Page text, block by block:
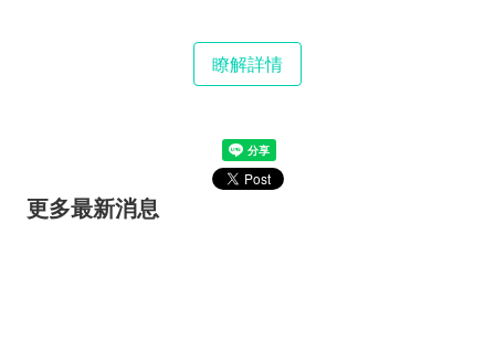
瞭解詳情
更多最新消息